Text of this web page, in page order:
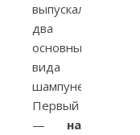
выпускала
два
основных
вида
шампуней.
Первый
— на